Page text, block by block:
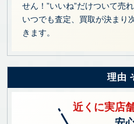
せん！”いいね”だけついて売
いつでも査定、買取が決まり
きます。
理由
近くに実店